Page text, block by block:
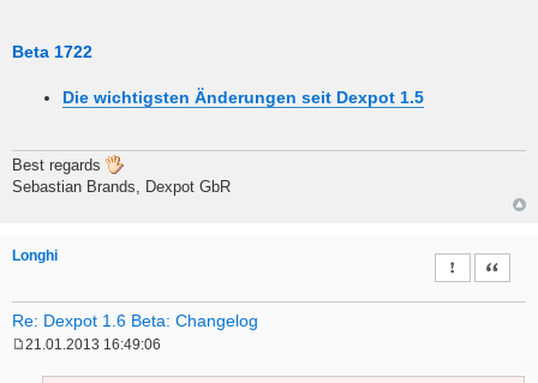
Beta 1722
Die wichtigsten Änderungen seit Dexpot 1.5
Best regards
Sebastian Brands, Dexpot GbR
Longhi
Re: Dexpot 1.6 Beta: Changelog
Report this
Quote
21.01.2013 16:49:06